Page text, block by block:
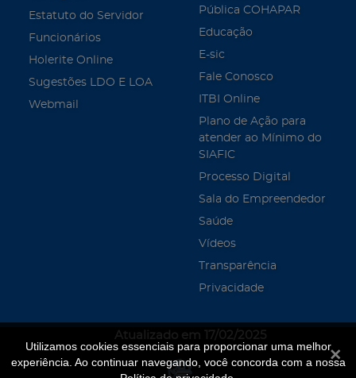
Utilizamos cookies essenciais para proporcionar uma melhor
experiência. Ao continuar navegando, você concorda com a nossa
Estatuto do Servidor
Funcionários
Holerite Online
Sugestões LDO E LOA
Webmail
Pública COHAPAR
Educação
E-sic
Fale Conosco
ITBI Online
Plano de Ação para
atender ao Mínimo do
SIAFIC
Processo Digital
Sala do Empreendedor
Saúde
Vídeos
Transparência
Privacidade
Atualizado em 17/02/2025